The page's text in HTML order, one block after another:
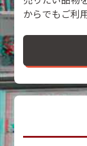
からでもご利